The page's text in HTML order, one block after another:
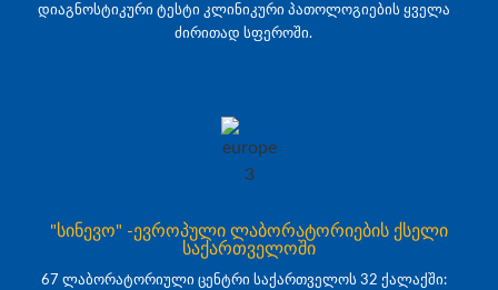
დიაგნოსტიკური ტესტი კლინიკური პათოლოგიების ყველა
ძირითად სფეროში.
"სინევო" -ევროპული ლაბორატორიების ქსელი
საქართველოში
67 ლაბორატორიული ცენტრი საქართველოს 32 ქალაქში: